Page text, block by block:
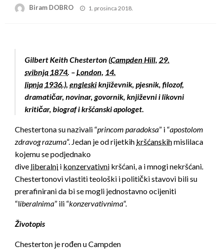
Biram DOBRO
Posted
1. prosinca 2018.
Gilbert Keith Chesterton (Campden Hill, 29.
svibnja 1874. –London, 14.
lipnja 1936.), engleskiknjiževnik, pjesnik, filozof,
dramatičar, novinar, govornik, književni i likovni
kritičar, biograf i kršćanski apologet.
Chestertona su nazivali “princom paradoksa” i “apostolom
zdravog razuma“. Jedan je od rijetkih kršćanskihmislilaca
kojemu se podjednako
dive liberalni i konzervativni kršćani, a i mnogi nekršćani.
Chestertonovi vlastiti teološki i politički stavovi bili su
prerafinirani da bi se mogli jednostavno ocijeniti
“liberalnima” ili “konzervativnima“.
Životopis
Chesterton je rođen u Campden